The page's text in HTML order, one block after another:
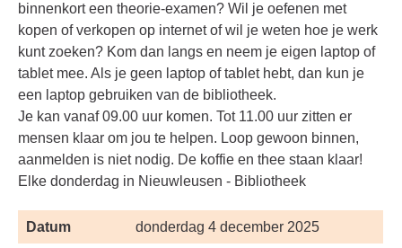
binnenkort een theorie-examen? Wil je oefenen met
kopen of verkopen op internet of wil je weten hoe je werk
kunt zoeken? Kom dan langs en neem je eigen laptop of
tablet mee. Als je geen laptop of tablet hebt, dan kun je
een laptop gebruiken van de bibliotheek.
Je kan vanaf 09.00 uur komen. Tot 11.00 uur zitten er
mensen klaar om jou te helpen. Loop gewoon binnen,
aanmelden is niet nodig. De koffie en thee staan klaar!
Elke donderdag in Nieuwleusen - Bibliotheek
Datum donderdag 4 december 2025